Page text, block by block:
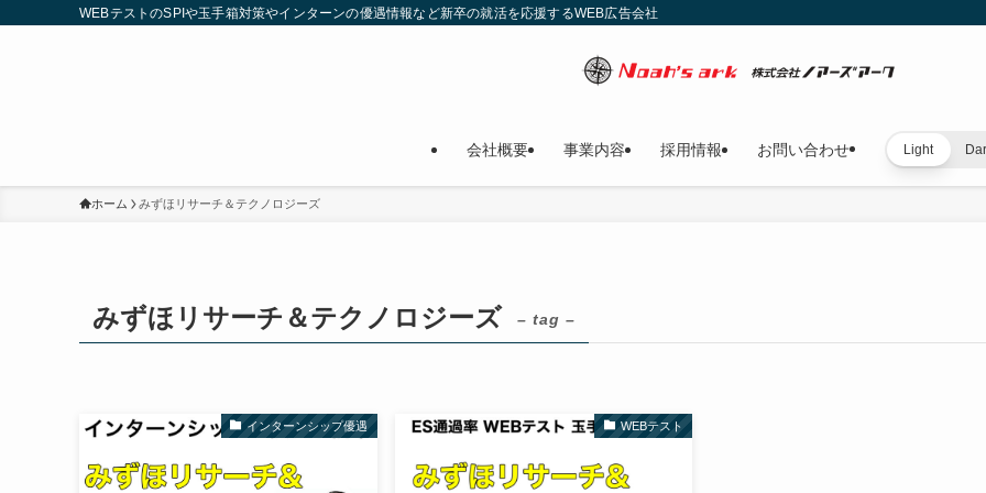
WEBテストのSPIや玉手箱対策やインターンの優遇情報など新卒の就活を応援するWEB広告会社
会社概要 事業内容 採用情報 お問い合わせ Light
ホーム みずほリサーチ＆テクノロジーズ
みずほリサーチ＆テクノロジーズ – tag –
インターンシップ優遇 WEBテスト